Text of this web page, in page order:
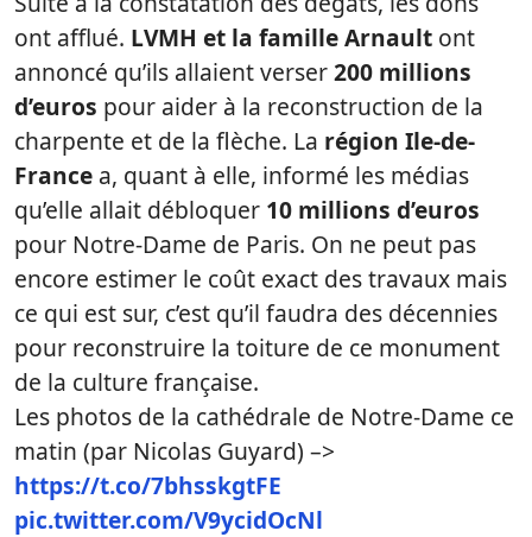
ont afflué. LVMH et la famille Arnault ont
annoncé qu’ils allaient verser200 millions
d’euros pour aider à la reconstruction de la
charpente et de la flèche. La région Ile-de-
France a, quant à elle, informé les médias
qu’elle allait débloquer 10 millions d’euros
pour Notre-Dame de Paris. On ne peut pas
encore estimer le coût exact des travaux mais
ce qui est sur, c’est qu’il faudra des décennies
pour reconstruire la toiture de ce monument
de la culture française.
Les photos de la cathédrale de Notre-Dame ce
matin (par Nicolas Guyard) –>
https://t.co/7bhsskgtFE
pic.twitter.com/V9ycidOcNl